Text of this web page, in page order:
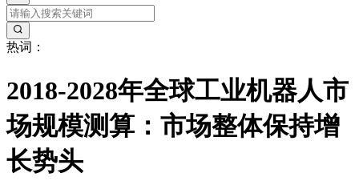
热词：
2018-2028年全球工业机器人市
场规模测算：市场整体保持增
长势头